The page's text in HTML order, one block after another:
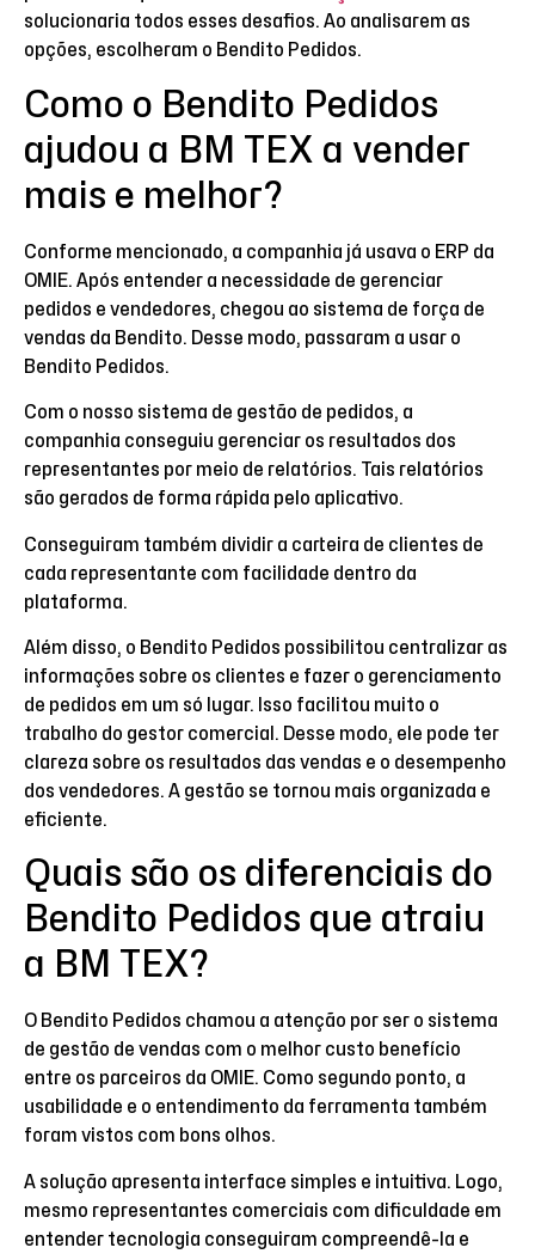
solucionaria todos esses desafios. Ao analisarem as
opções, escolheram o Bendito Pedidos.
Como o Bendito Pedidos
ajudou a BM TEX a vender
mais e melhor?
Conforme mencionado, a companhia já usava o ERP da
OMIE. Após entender a necessidade de gerenciar
pedidos e vendedores, chegou ao sistema de força de
vendas da Bendito. Desse modo, passaram a usar o
Bendito Pedidos.
Com o nosso sistema de gestão de pedidos, a
companhia conseguiu gerenciar os resultados dos
representantes por meio de relatórios. Tais relatórios
são gerados de forma rápida pelo aplicativo.
Conseguiram também dividir a carteira de clientes de
cada representante com facilidade dentro da
plataforma.
Além disso, o Bendito Pedidos possibilitou centralizar as
informações sobre os clientes e fazer o gerenciamento
de pedidos em um só lugar. Isso facilitou muito o
trabalho do gestor comercial. Desse modo, ele pode ter
clareza sobre os resultados das vendas e o desempenho
dos vendedores. A gestão se tornou mais organizada e
eficiente.
Quais são os diferenciais do
Bendito Pedidos que atraiu
a BM TEX?
O Bendito Pedidos chamou a atenção por ser o sistema
de gestão de vendas com o melhor custo benefício
entre os parceiros da OMIE. Como segundo ponto, a
usabilidade e o entendimento da ferramenta também
foram vistos com bons olhos.
A solução apresenta interface simples e intuitiva. Logo,
mesmo representantes comerciais com dificuldade em
entender tecnologia conseguiram compreendê-la e